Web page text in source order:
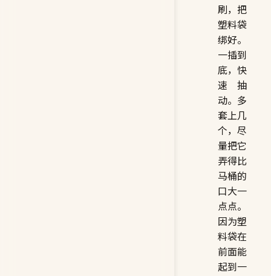
刷，把
塑料袋
绑好。
一插到
底，快
速抽
动。多
套上几
个，尽
量把它
弄得比
马桶的
口大一
点点。
因为塑
料袋在
前面能
起到一